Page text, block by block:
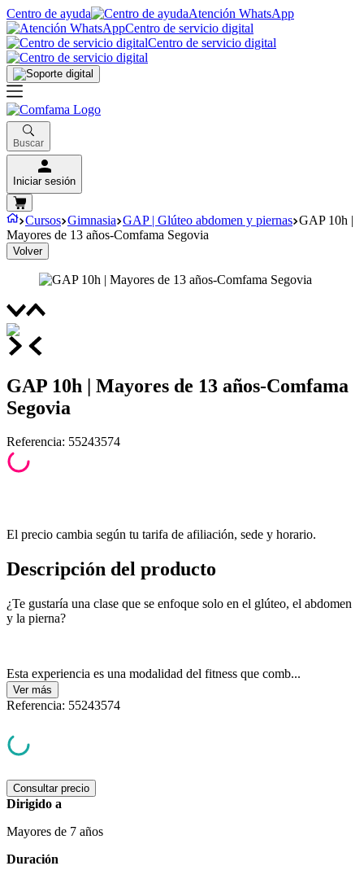
Centro de ayuda
Atención WhatsApp
Centro de servicio digital
Centro de servicio digital
Buscar
Iniciar sesión
Cursos Gimnasia GAP | Glúteo abdomen y piernas GAP 10h |
Mayores de 13 años-Comfama Segovia
Volver
GAP 10h | Mayores de 13 años-Comfama
Segovia
Referencia: 55243574
El precio cambia según tu tarifa de afiliación, sede y horario.
Descripción del producto
¿Te gustaría una clase que se enfoque solo en el glúteo, el abdomen
y la pierna?
Esta experiencia es una modalidad del fitness que comb...
Ver más
Referencia: 55243574
Consultar precio
Dirigido a
Mayores de 7 años
Duración